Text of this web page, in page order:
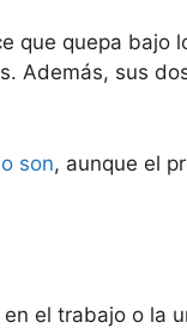
que quepa bajo
Además, sus
son, aunque el
el trabajo o la